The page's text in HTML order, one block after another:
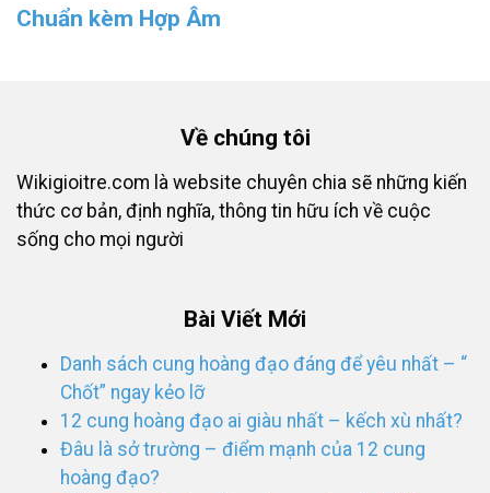
Chuẩn kèm Hợp Âm
Về chúng tôi
Wikigioitre.com là website chuyên chia sẽ những kiến
thức cơ bản, định nghĩa, thông tin hữu ích về cuộc
sống cho mọi người
Bài Viết Mới
Danh sách cung hoàng đạo đáng để yêu nhất – “
Chốt” ngay kẻo lỡ
12 cung hoàng đạo ai giàu nhất – kếch xù nhất?
Đâu là sở trường – điểm mạnh của 12 cung
hoàng đạo?